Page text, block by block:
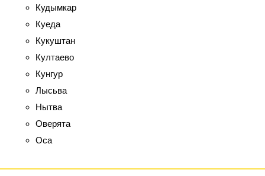
Кудымкар
Куеда
Кукуштан
Култаево
Кунгур
Лысьва
Нытва
Оверята
Оса